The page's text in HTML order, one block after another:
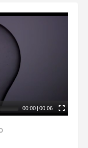
00:00 | 00:06